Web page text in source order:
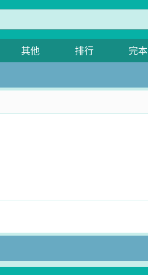
其他 排行 完本